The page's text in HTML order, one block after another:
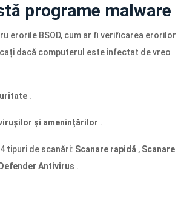
programe malware
erorile BSOD, cum ar fi verificarea erorilor
dacă computerul este infectat de vreo
.
și amenințărilor .
tipuri de scanări: Scanare rapidă , Scanare
Antivirus .